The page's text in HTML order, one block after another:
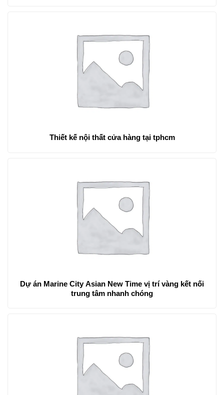
Thiết kế nội thất cửa hàng tại tphcm
Dự án Marine City Asian New Time vị trí vàng kết nối
trung tâm nhanh chóng